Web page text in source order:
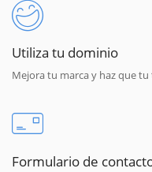
Utiliza tu dominio
Mejora tu marca y haz que
Formulario de